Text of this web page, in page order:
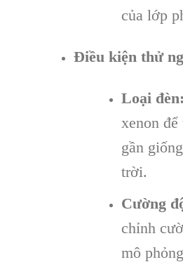
của lớp
Điều kiện thử
Loại đèn:
xenon
gần
trời.
Cường
chỉnh
mô